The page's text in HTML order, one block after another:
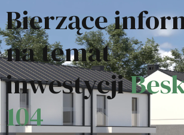
Bierzące
na temat
inwestycji
104